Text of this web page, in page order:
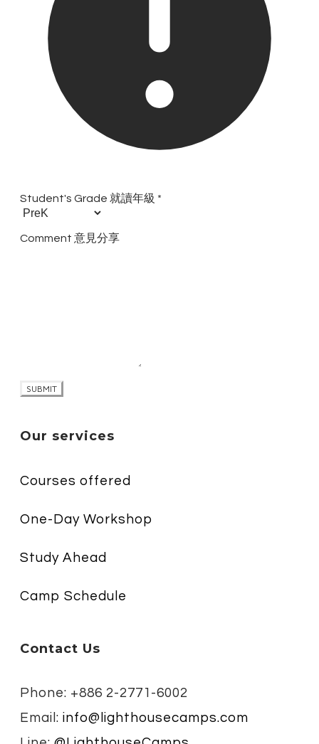
Student's Grade 就讀年級 *
Comment 意見分享
SUBMIT
Our services
Courses offered
One-Day Workshop
Study Ahead
Camp Schedule
Contact Us
Phone: +886 2-2771-6002
Email: info@lighthousecamps.com